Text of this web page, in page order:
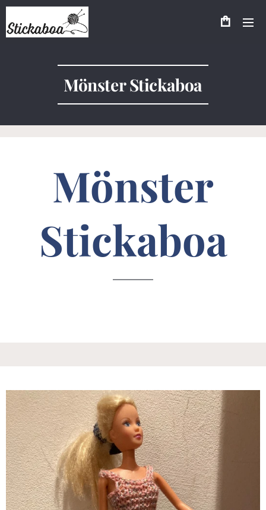
Mönster Stickaboa
Mönster
Stickaboa